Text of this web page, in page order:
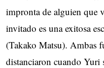
impronta de alguien que
invitado es una exitosa
(Takako Matsu). Ambas
distanciaron cuando Yuri